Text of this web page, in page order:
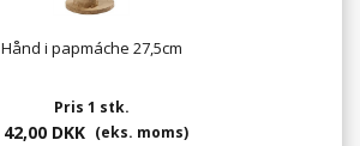
Hånd i papmáche 27,5cm
Pris 1 stk.
42,00 DKK (eks. moms)